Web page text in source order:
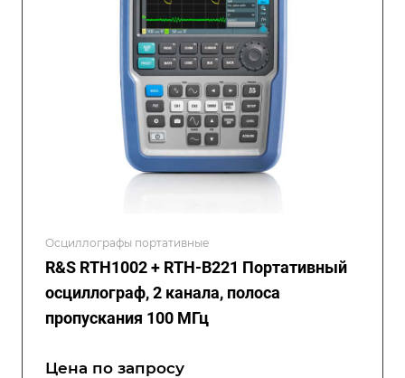
Осциллографы портативные
R&S RTH1002 + RTH-B221 Портативный
осциллограф, 2 канала, полоса
пропускания 100 МГц
Цена по запросу